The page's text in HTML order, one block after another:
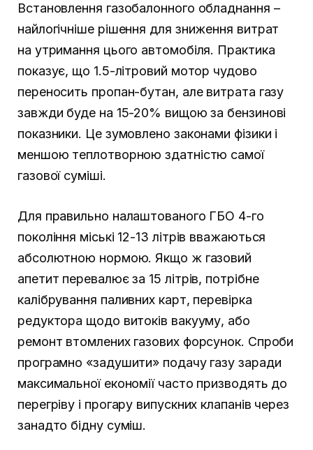
Встановлення газобалонного обладнання –
найлогічніше рішення для зниження витрат
на утримання цього автомобіля. Практика
показує, що 1.5-літровий мотор чудово
переносить пропан-бутан, але витрата газу
завжди буде на 15-20% вищою за бензинові
показники. Це зумовлено законами фізики і
меншою теплотворною здатністю самої
газової суміші.
Для правильно налаштованого ГБО 4-го
покоління міські 12-13 літрів вважаються
абсолютною нормою. Якщо ж газовий
апетит перевалює за 15 літрів, потрібне
калібрування паливних карт, перевірка
редуктора щодо витоків вакууму, або
ремонт втомлених газових форсунок. Спроби
програмно «задушити» подачу газу заради
максимальної економії часто призводять до
перегріву і прогару випускних клапанів через
занадто бідну суміш.